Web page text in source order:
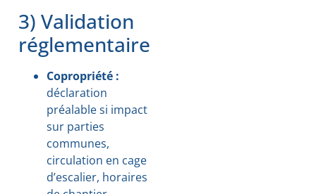
3) Validation
réglementaire
Copropriété :
déclaration
préalable si impact
sur parties
communes,
circulation en cage
d’escalier, horaires